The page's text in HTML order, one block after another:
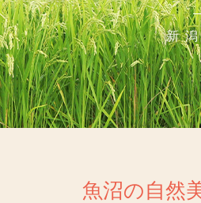
新
魚沼の自然